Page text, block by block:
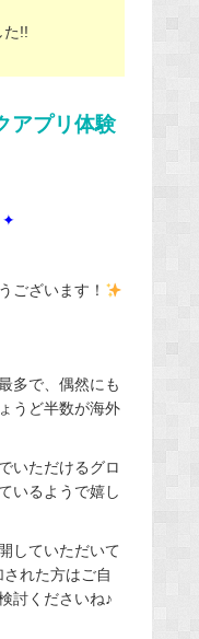
た!!
アプリ体験
✦
ございます！
多で、偶然にも
うど半数が海外
いただけるグロ
いるようで嬉し
していただいて
れた方はご自
討くださいね♪